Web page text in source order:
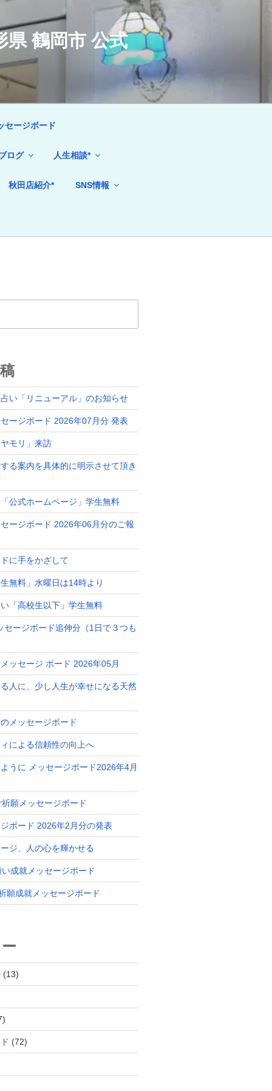
鶴岡市 公式
セージボード
ログ 人生相談*
秋田店紹介* SNS情報
い「リニューアル」のお知らせ
ージボード 2026年07月分 発表
モリ」来訪
る案内を具体的に明示させて頂き
公式ホームページ」学生無料
ージボード 2026年06月分のご報
に手をかざして
無料」水曜日は14時より
「高校生以下」学生無料
セージボード追伸分（1日で３つも
ッセージ ボード 2026年05月
人に、少し人生が幸せになる天然
メッセージボード
による信頼性の向上へ
うに メッセージボード2026年4月
願メッセージボード
ボード 2026年2月分の発表
ジ、人の心を輝かせる
成就メッセージボード
願成就メッセージボード
(13)
(72)